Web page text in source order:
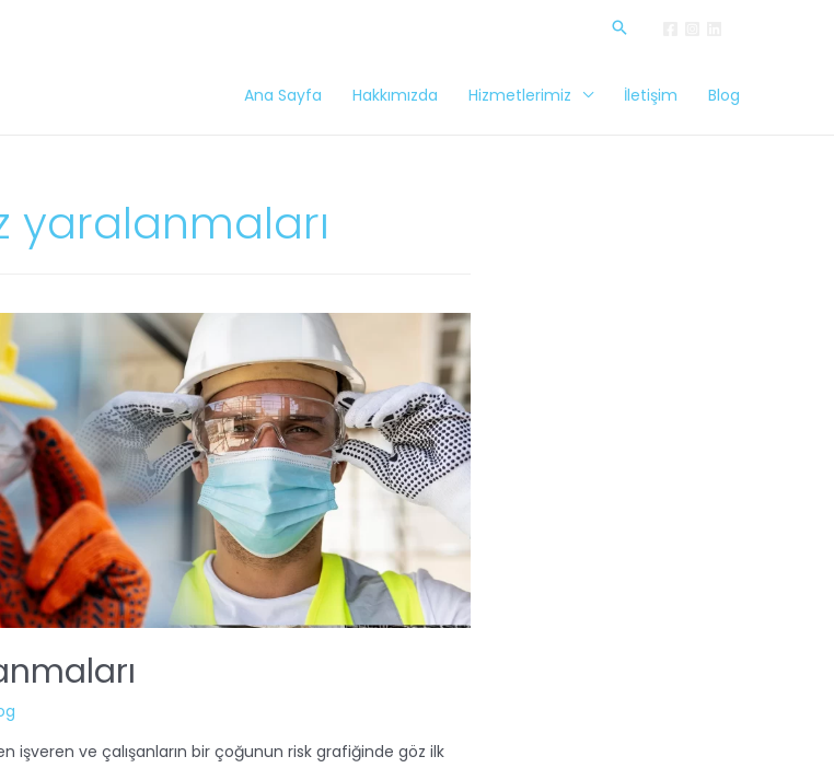
Ana Sayfa Hakkımızda Hizmetlerimiz İletişim Blog
yaralanmaları
işveren ve çalışanların bir çoğunun risk grafiğinde göz ilk